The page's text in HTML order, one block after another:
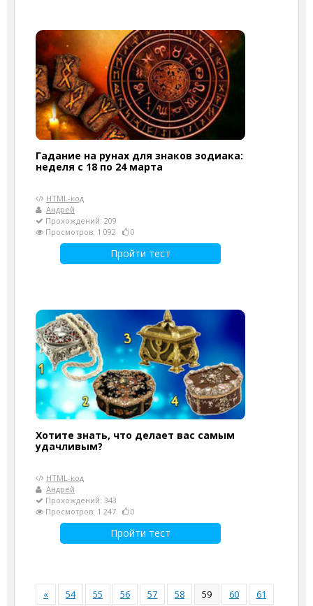
Гадание на рунах для знаков зодиака:
неделя с 18 по 24 марта
HTML-код
Андрей
Прохождений: 209
Просмотров: 1 092
0
Пройти тест
Хотите знать, что делает вас самым
удачливым?
HTML-код
Андрей
Прохождений: 343
Просмотров: 1 247
0
Пройти тест
« 54 55 56 57 58 59 60
61